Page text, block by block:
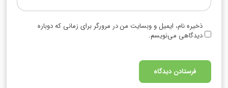
ذخیره نام، ایمیل و وبسایت من در مرورگر برای زمانی که دوباره
دیدگاهی می‌نویسم.